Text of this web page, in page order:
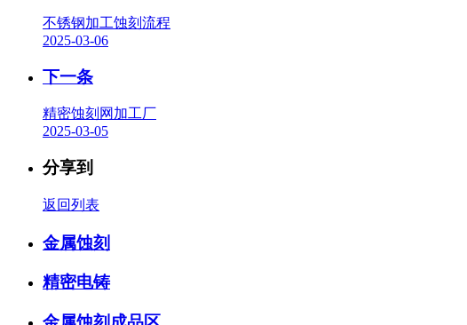
不锈钢加工蚀刻流程
2025-03-06
下一条
精密蚀刻网加工厂
2025-03-05
分享到
返回列表
金属蚀刻
精密电铸